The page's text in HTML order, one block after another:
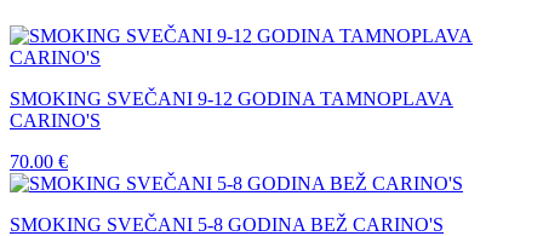
SMOKING SVEČANI 9-12 GODINA TAMNOPLAVA
CARINO'S
70.00 €
SMOKING SVEČANI 5-8 GODINA BEŽ CARINO'S